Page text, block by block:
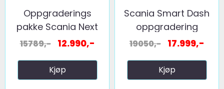
Oppgraderings
pakke Scania Next
Gen 10" ...
15789,- 12.990,-
Kjøp
Scania Smart Dash
oppgradering
19050,- 17.999,-
Kjøp